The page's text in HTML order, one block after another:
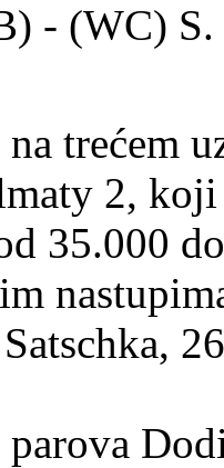
- (WC)
trećem
2,
35.000